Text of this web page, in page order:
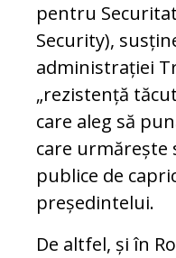
pentru
Security),
administrației
„rezistență
care aleg să
care urmărește
publice de
președintelui.
De altfel, și în